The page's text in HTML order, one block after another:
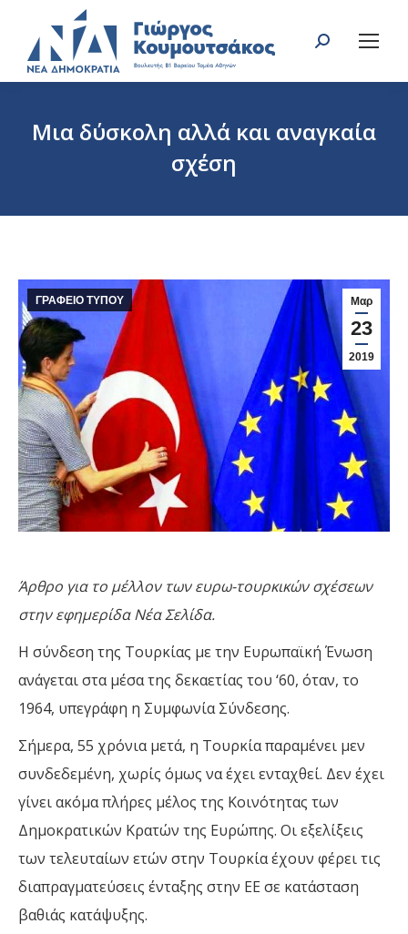
Search:
Μια δύσκολη αλλά και αναγκαία
σχέση
Μαρ
23
2019
ΓΡΑΦΕΙΟ ΤΥΠΟΥ
Άρθρο για το μέλλον των ευρω-τουρκικών σχέσεων
στην εφημερίδα Νέα Σελίδα.
Η σύνδεση της Τουρκίας με την Ευρωπαϊκή Ένωση
ανάγεται στα μέσα της δεκαετίας του ‘60, όταν, το
1964, υπεγράφη η Συμφωνία Σύνδεσης.
Σήμερα, 55 χρόνια μετά, η Τουρκία παραμένει μεν
συνδεδεμένη, χωρίς όμως να έχει ενταχθεί. Δεν έχει
γίνει ακόμα πλήρες μέλος της Κοινότητας των
Δημοκρατικών Κρατών της Ευρώπης. Οι εξελίξεις
των τελευταίων ετών στην Τουρκία έχουν φέρει τις
διαπραγματεύσεις ένταξης στην ΕΕ σε κατάσταση
βαθιάς κατάψυξης.